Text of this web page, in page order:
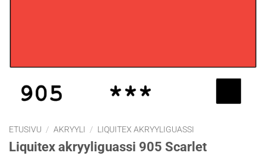
ETUSIVU / AKRYYLI / LIQUITEX AKRYYLIGUASSI
Liquitex akryyliguassi 905 Scarlet